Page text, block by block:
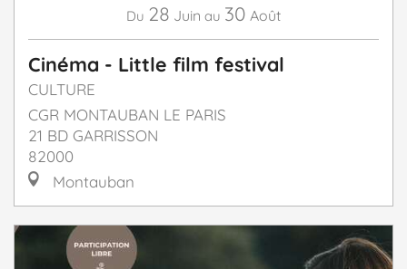
Du 28 Juin au 30 Août
Cinéma - Little film festival
CULTURE
CGR MONTAUBAN LE PARIS
21 BD GARRISSON
82000
Montauban